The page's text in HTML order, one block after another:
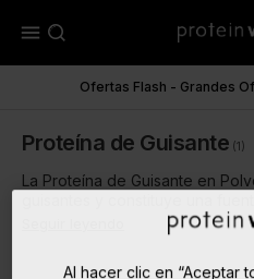
menu
Ofertas Flash - Grandes
Proteína de Guisante (1)
La Proteína de Guisante en
Al hacer clic en “Aceptar